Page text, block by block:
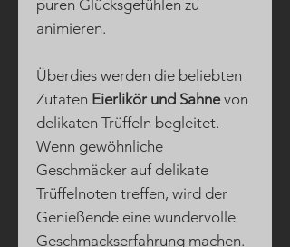
puren Glücksgefühlen zu
animieren.
Überdies werden die beliebten
Zutaten Eierlikör und Sahnevon
delikaten Trüffeln begleitet.
Wenn gewöhnliche
Geschmäcker auf delikate
Trüffelnoten treffen, wird der
Genießende eine wundervolle
Geschmackserfahrung machen.